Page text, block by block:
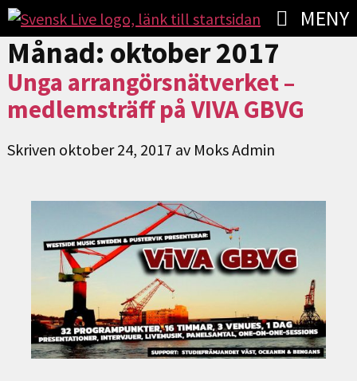
MENY
Månad: oktober 2017
Unga arrangörsnätverket –
medlemsträff på VIVA GBVG
Skriven oktober 24, 2017 av Moks Admin